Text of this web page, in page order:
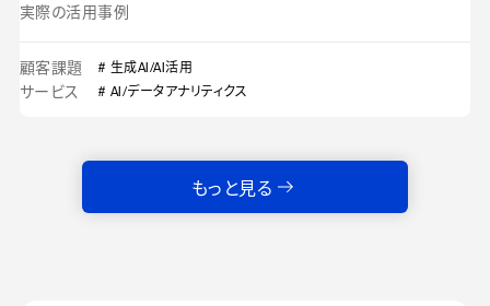
実際の活用事例
顧客課題 # 生成AI/AI活用
サービス # AI/データアナリティクス
もっと見る